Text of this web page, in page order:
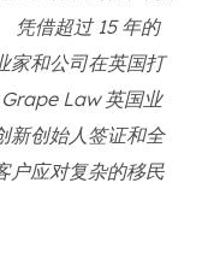
凭借超过 15 年的
家和公司在英国打
Law 英国业
新创始人签证和全
户应对复杂的移民